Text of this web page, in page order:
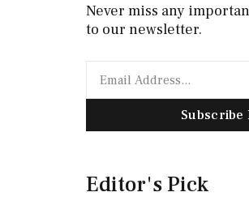
Never miss any
to our newsletter.
Subscribe
Editor's Pick